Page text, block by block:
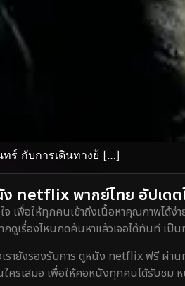
ร์ กับการเดินทางย้ […]
netflix พากย์ไทย อัปเด
เพื่อให้ทุกคนเข้าถึงเนื้อหาคุณภาพได้
เรื่องไหนกดค้นหาแล้วเจอได้ทันที เ
เรายังรองรับการ ดูหนัง netflix ฟรี
ใครเสมอ เพื่อให้คอหนังทุกคนได้รับชม